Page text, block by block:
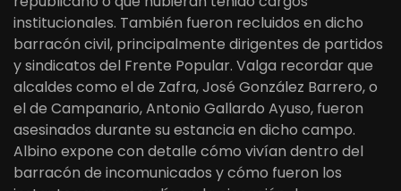
institucionales. También fueron recluidos en dicho
barracón civil, principalmente dirigentes de partidos
y sindicatos del Frente Popular. Valga recordar que
alcaldes como el de Zafra, José González Barrero, o
el de Campanario, Antonio Gallardo Ayuso, fueron
asesinados durante su estancia en dicho campo.
Albino expone con detalle cómo vivían dentro del
barracón de incomunicados y cómo fueron los